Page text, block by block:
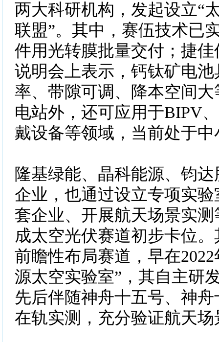
两大科研机构，发起设立“
联盟”。其中，赛伍技术已
件用光转膜批量交付；捷
说明会上表示，钙钛矿电
率、带隙可调、降本空间
电站外，还可应用于BIPV
戴设备等领域，当前处于
隆基绿能、晶科能源、钧
企业，也通过设立专项实
套企业、开展航天场景实
成太空光伏赛道初步卡位
前瞻性布局赛道，早在
源太空实验室”，其自主研
先后伴随神舟十五号、神
在轨实测，充分验证航天